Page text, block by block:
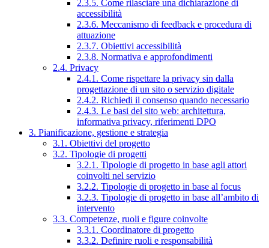
2.3.5. Come rilasciare una dichiarazione di
accessibilità
2.3.6. Meccanismo di feedback e procedura di
attuazione
2.3.7. Obiettivi accessibilità
2.3.8. Normativa e approfondimenti
2.4. Privacy
2.4.1. Come rispettare la privacy sin dalla
progettazione di un sito o servizio digitale
2.4.2. Richiedi il consenso quando necessario
2.4.3. Le basi del sito web: architettura,
informativa privacy, riferimenti DPO
3. Pianificazione, gestione e strategia
3.1. Obiettivi del progetto
3.2. Tipologie di progetti
3.2.1. Tipologie di progetto in base agli attori
coinvolti nel servizio
3.2.2. Tipologie di progetto in base al focus
3.2.3. Tipologie di progetto in base all’ambito di
intervento
3.3. Competenze, ruoli e figure coinvolte
3.3.1. Coordinatore di progetto
3.3.2. Definire ruoli e responsabilità